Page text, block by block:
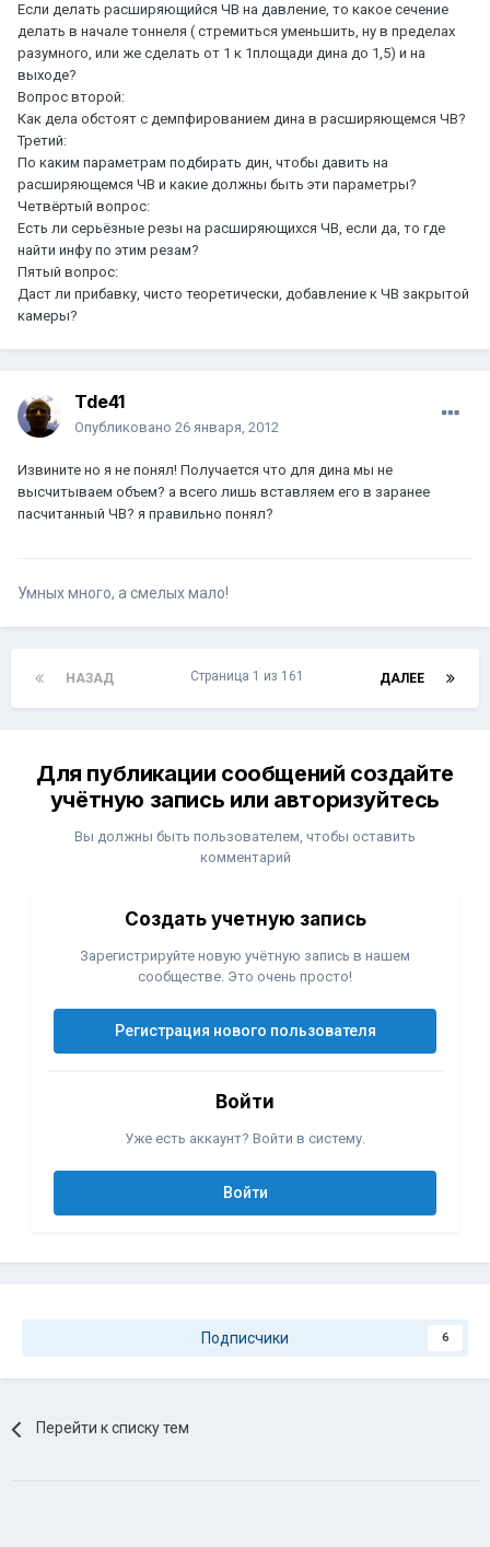
Если делать расширяющийся ЧВ на давление, то какое сечение
делать в начале тоннеля ( стремиться уменьшить, ну в пределах
разумного, или же сделать от 1 к 1площади дина до 1,5) и на
выходе?
Вопрос второй:
Как дела обстоят с демпфированием дина в расширяющемся ЧВ?
Третий:
По каким параметрам подбирать дин, чтобы давить на
расширяющемся ЧВ и какие должны быть эти параметры?
Четвёртый вопрос:
Есть ли серьёзные резы на расширяющихся ЧВ, если да, то где
найти инфу по этим резам?
Пятый вопрос:
Даст ли прибавку, чисто теоретически, добавление к ЧВ закрытой
камеры?
Tde41
Опубликовано 26 января, 2012
Извините но я не понял! Получается что для дина мы не
высчитываем объем? а всего лишь вставляем его в заранее
пасчитанный ЧВ? я правильно понял?
Умных много, а смелых мало!
НАЗАД ДАЛЕЕ
Страница 1 из 161
Для публикации сообщений создайте
учётную запись или авторизуйтесь
Вы должны быть пользователем, чтобы оставить
комментарий
Создать учетную запись
Зарегистрируйте новую учётную запись в нашем
сообществе. Это очень просто!
Регистрация нового пользователя
Войти
Уже есть аккаунт? Войти в систему.
Войти
Подписчики 6
Перейти к списку тем